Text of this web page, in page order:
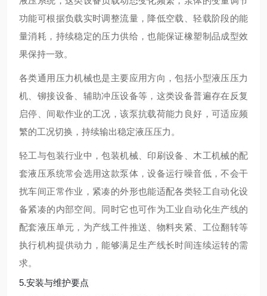
功能可根据负载实时调整流量，降低空载、轻载阶段的能
量消耗，持续稳定的压力供给，也能保证橡塑制品成型效
果保持一致。
各类通用压力机械也是主要应用方向，包括小型液压压力
机、铆接设备、辅助冲压设备等，这类设备普遍存在反复
启停、间歇作业的工况，该泵抗载荷能力良好，可适应频
繁的工况切换，持续输出稳定液压压力。
轻工与包装行业中，包装机械、印刷设备、木工机械的配
套液压系统常会选用这款泵体，设备运行噪音低，不会干
扰车间正常作业，紧凑的外形也能适配各类轻工自动化设
备紧凑的内部空间。同时它也可作为工业自动化生产线的
配套液压单元，为产线工件推送、物料夹紧、工位翻转等
执行机构提供动力，能够满足生产线长时间连续运转的需
求。
5.安装与维护要点